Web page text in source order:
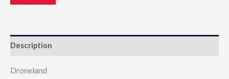
Description
Droneland